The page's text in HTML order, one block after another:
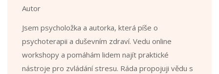
Autor
Jsem psycholožka a autorka, která píše o
psychoterapii a duševním zdraví. Vedu online
workshopy a pomáhám lidem najít praktické
nástroje pro zvládání stresu. Ráda propojuji vědu s